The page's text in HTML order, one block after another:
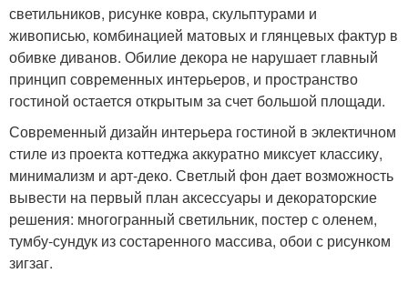
светильников, рисунке ковра, скульптурами и
живописью, комбинацией матовых и глянцевых фактур в
обивке диванов. Обилие декора не нарушает главный
принцип современных интерьеров, и пространство
гостиной остается открытым за счет большой площади.
Современный дизайн интерьера гостиной в эклектичном
стиле из проекта коттеджа аккуратно миксует классику,
минимализм и арт-деко. Светлый фон дает возможность
вывести на первый план аксессуары и декораторские
решения: многогранный светильник, постер с оленем,
тумбу-сундук из состаренного массива, обои с рисунком
зигзаг.